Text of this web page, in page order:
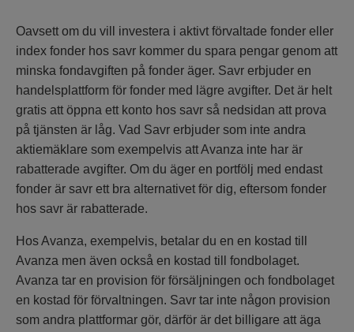
Oavsett om du vill investera i aktivt förvaltade fonder eller
index fonder hos savr kommer du spara pengar genom att
minska fondavgiften på fonder äger. Savr erbjuder en
handelsplattform för fonder med lägre avgifter. Det är helt
gratis att öppna ett konto hos savr så nedsidan att prova
på tjänsten är låg. Vad Savr erbjuder som inte andra
aktiemäklare som exempelvis att Avanza inte har är
rabatterade avgifter. Om du äger en portfölj med endast
fonder är savr ett bra alternativet för dig, eftersom fonder
hos savr är rabatterade.
Hos Avanza, exempelvis, betalar du en en kostad till
Avanza men även också en kostad till fondbolaget.
Avanza tar en provision för försäljningen och fondbolaget
en kostad för förvaltningen. Savr tar inte någon provision
som andra plattformar gör, därför är det billigare att äga